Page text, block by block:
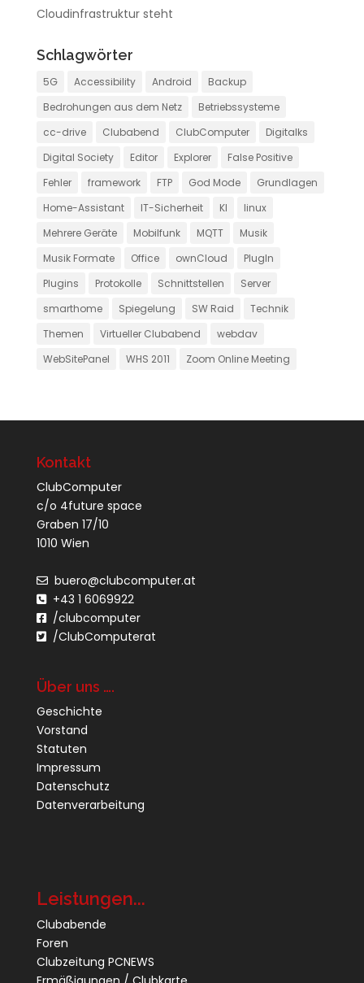
Cloudinfrastruktur steht
Schlagwörter
5G Accessibility Android
Backup
Bedrohungen aus dem Netz
Betriebssysteme
cc-drive
Clubabend ClubComputer
Digitalks
Digital Society
Editor Explorer
False Positive
Fehler
framework FTP God Mode
Grundlagen
Home-Assistant
IT-Sicherheit KI
linux
Mehrere Geräte
Mobilfunk MQTT
Musik
Musik Formate
Office ownCloud
PlugIn
Plugins
Protokolle Schnittstellen
Server
smarthome
Spiegelung SW Raid
Technik
Themen
Virtueller Clubabend
webdav
WebSitePanel
WHS 2011 Zoom Online Meeting
Kontakt
ClubComputer
c/o 4future space
Graben 17/10
1010 Wien
buero@clubcomputer.at
+43 1 6069922
/clubcomputer
/ClubComputerat
Über uns ….
Geschichte
Vorstand
Statuten
Impressum
Datenschutz
Datenverarbeitung
Leistungen...
Clubabende
Foren
Clubzeitung PCNEWS